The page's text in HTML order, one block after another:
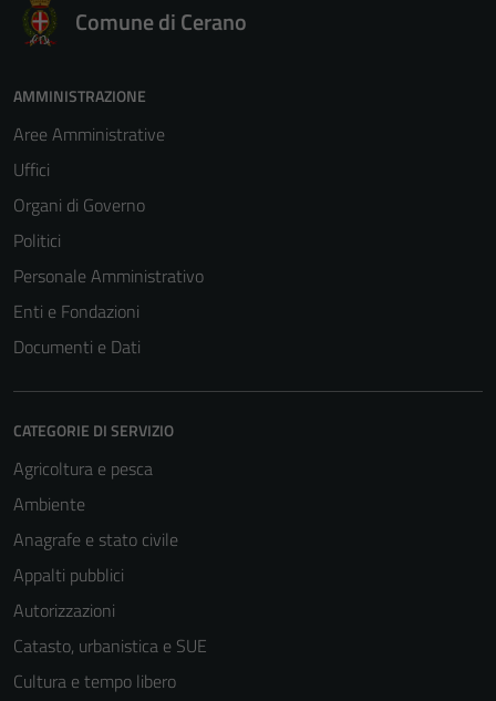
Comune di Cerano
AMMINISTRAZIONE
Aree Amministrative
Uffici
Organi di Governo
Politici
Personale Amministrativo
Enti e Fondazioni
Documenti e Dati
CATEGORIE DI SERVIZIO
Agricoltura e pesca
Ambiente
Anagrafe e stato civile
Appalti pubblici
Autorizzazioni
Catasto, urbanistica e SUE
Cultura e tempo libero